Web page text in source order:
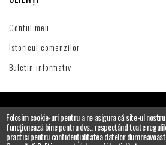
Folosim cookie-uri pentru a ne asigura că site-ul
funcționează bine pentru dvs., respectând toate
practici pentru confidențialitatea datelor
Contul meu
Istoricul comenzilor
Buletin informativ